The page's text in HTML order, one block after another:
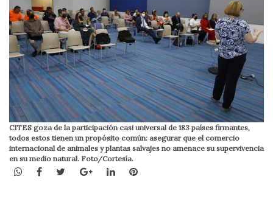
CITES goza de la participación casi universal de 183 países firmantes,
todos estos tienen un propósito común: asegurar que el comercio
internacional de animales y plantas salvajes no amenace su supervivencia
en su medio natural. Foto/Cortesía.
WhatsApp
Facebook
TwitterGoogle+LinkedInPinterest